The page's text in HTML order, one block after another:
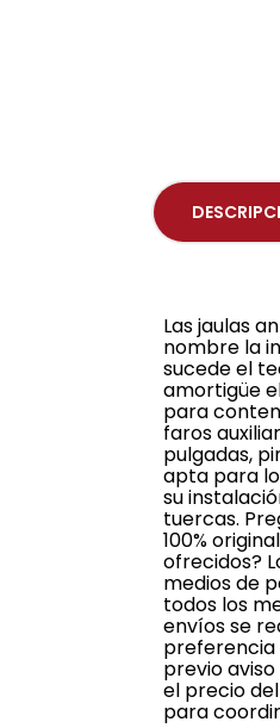
Las jaulas
nombre la
sucede el
amortigüe
para
faros
pulgadas,
apta para
su
tuercas.
100%
ofrecidos?
medios de
todos los
envíos se
preferencia
previo
el precio
para